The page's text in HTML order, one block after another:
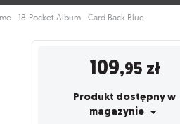
- 18-Pocket Album - Card Back Blue
109,95 zł
Produkt dostępny w
magazynie